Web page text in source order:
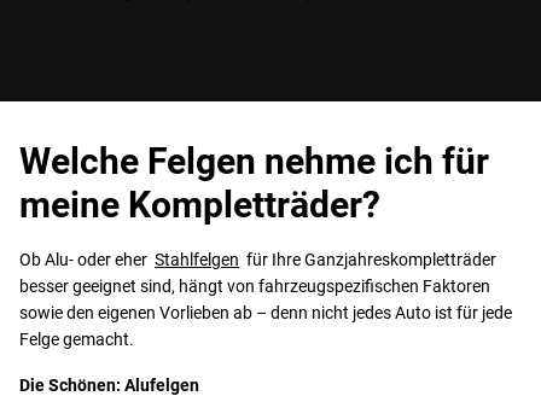
Welche Felgen nehme ich für
meine Kompletträder?
Ob Alu- oder eher Stahlfelgen für Ihre Ganzjahreskompletträder
besser geeignet sind, hängt von fahrzeugspezifischen Faktoren
sowie den eigenen Vorlieben ab – denn nicht jedes Auto ist für jede
Felge gemacht.
Die Schönen: Alufelgen